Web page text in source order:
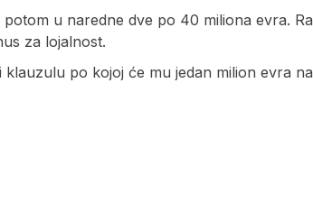
u naredne dve po 40 miliona evra.
za lojalnost.
po kojoj će mu jedan milion evra